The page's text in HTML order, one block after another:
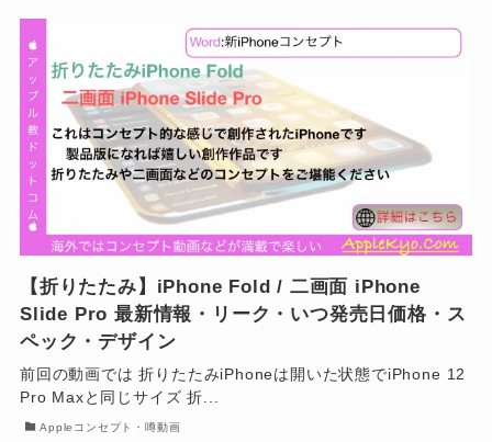
【折りたたみ】iPhone Fold / 二画面 iPhone
Slide Pro 最新情報・リーク・いつ発売日価格・ス
ペック・デザイン
前回の動画では 折りたたみiPhoneは開いた状態でiPhone 12
Pro Maxと同じサイズ 折...
Appleコンセプト・噂動画